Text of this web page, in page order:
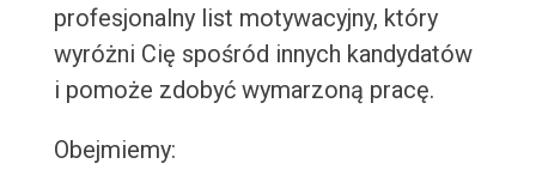
profesjonalny list motywacyjny, który
wyróżni Cię spośród innych kandydatów
i pomoże zdobyć wymarzoną pracę.
Obejmiemy: